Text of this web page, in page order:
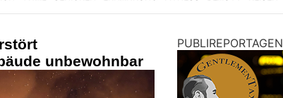
unbewohnbar
PUBLIREPORTAGEN